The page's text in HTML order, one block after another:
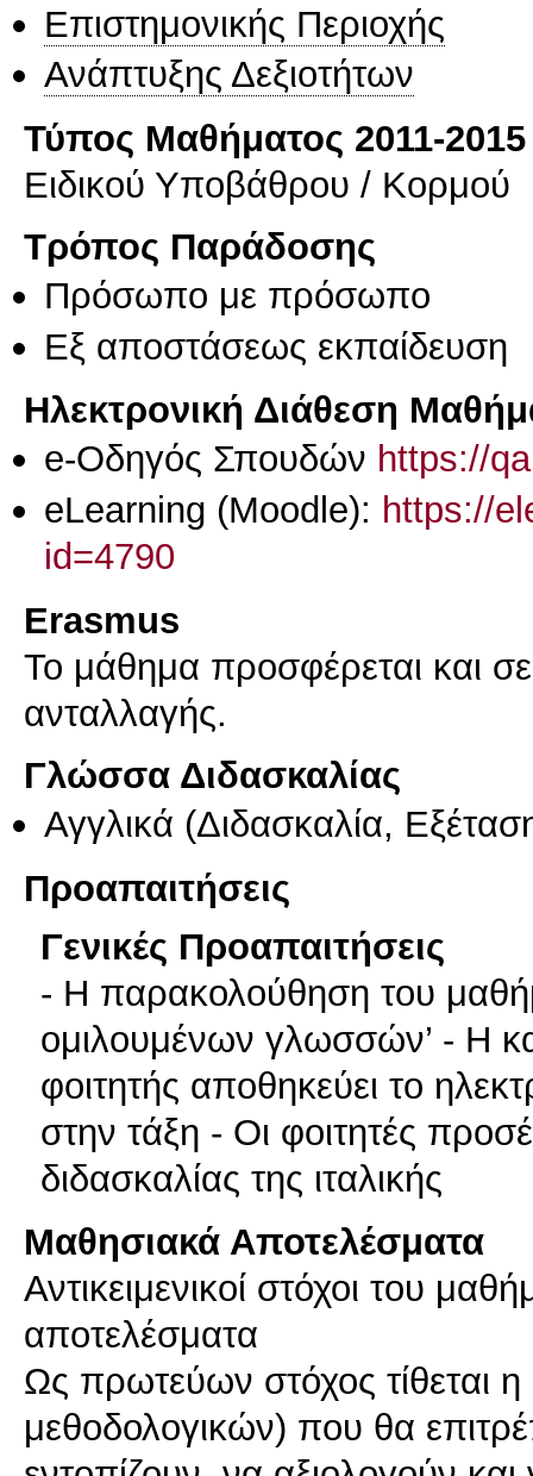
Επιστημονικής Περιοχής
Ανάπτυξης Δεξιοτήτων
Τύπος Μαθήματος 2011-2015
Ειδικού Υποβάθρου / Κορμού
Τρόπος Παράδοσης
Πρόσωπο με πρόσωπο
Eξ απoστάσεως εκπαίδευση
Ηλεκτρονική Διάθεση
e-Οδηγός Σπουδών https://
eLearning (Moodle): https://
id=4790
Erasmus
Το μάθημα προσφέρεται και
ανταλλαγής.
Γλώσσα Διδασκαλίας
Αγγλικά (Διδασκαλία,
Προαπαιτήσεις
Γενικές Προαπαιτήσεις
- Η παρακολούθηση του
ομιλουμένων γλωσσών’ - Η
φοιτητής αποθηκεύει το
στην τάξη - Οι φοιτητές
διδασκαλίας της ιταλικής
Μαθησιακά Αποτελέσματα
Αντικειμενικοί στόχοι του
αποτελέσματα
Ως πρωτεύων στόχος τίθεται η
μεθοδολογικών) που θα